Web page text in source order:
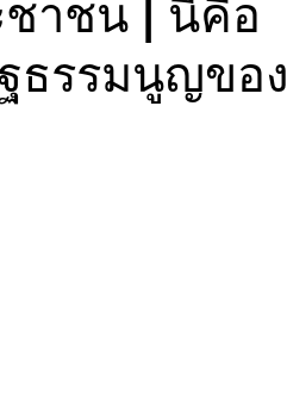
าชน | นี่คือ
ธรรมนูญของ